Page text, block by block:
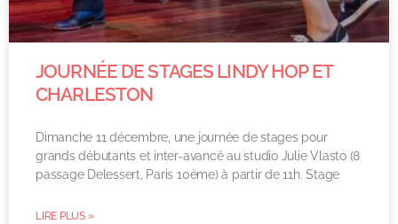
JOURNÉE DE STAGES LINDY HOP ET
CHARLESTON
Dimanche 11 décembre, une journée de stages pour
grands débutants et inter-avancé au studio Julie Vlasto (8
passage Delessert, Paris 10ème) à partir de 11h. Stage
LIRE PLUS »